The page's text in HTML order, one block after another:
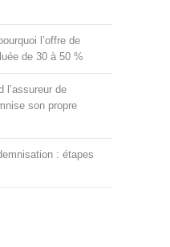
l’offre de
de 30 à 50 %
l’assureur de
son propre
: étapes